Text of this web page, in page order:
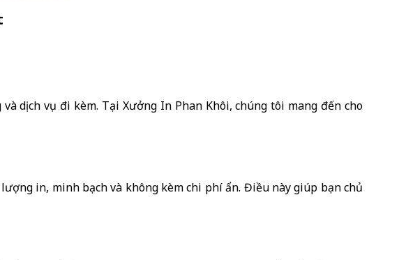
dịch vụ đi kèm. Tại Xưởng In Phan Khôi, chúng tôi mang đến cho
in, minh bạch và không kèm chi phí ẩn. Điều này giúp bạn chủ